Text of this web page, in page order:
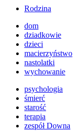
Rodzina
dom
dziadkowie
dzieci
macierzyństwo
nastolatki
wychowanie
psychologia
śmierć
starość
terapia
zespół Downa